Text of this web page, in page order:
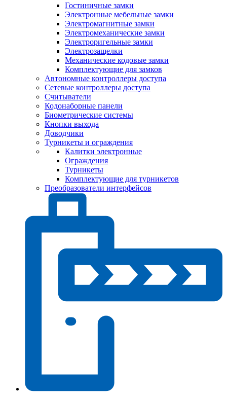
Гостиничные замки
Электронные мебельные замки
Электромагнитные замки
Электромеханические замки
Электроригельные замки
Электрозащелки
Механические кодовые замки
Комплектующие для замков
Автономные контроллеры доступа
Сетевые контроллеры доступа
Считыватели
Кодонаборные панели
Биометрические системы
Кнопки выхода
Доводчики
Турникеты и ограждения
Калитки электронные
Ограждения
Турникеты
Комплектующие для турникетов
Преобразователи интерфейсов